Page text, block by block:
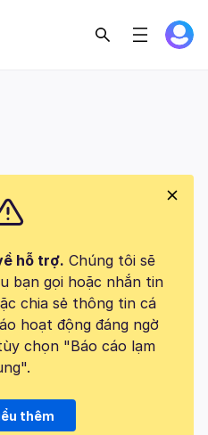
hỗ trợ. Chúng tôi sẽ
bạn gọi hoặc nhắn tin
chia sẻ thông tin cá
hoạt động đáng ngờ
chọn "Báo cáo lạm
thêm